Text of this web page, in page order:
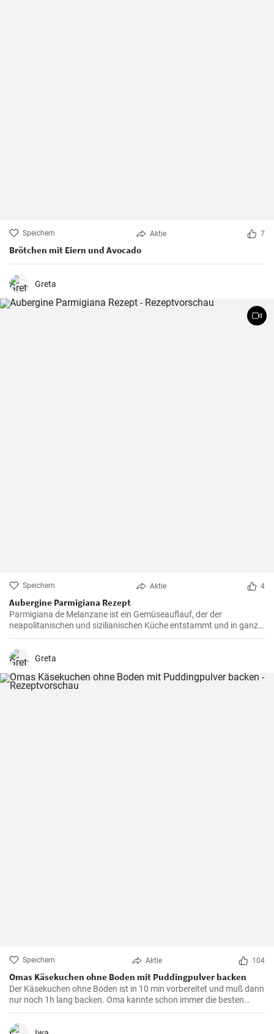
Speichern Aktie 7
Brötchen mit Eiern und Avocado
Greta
Speichern Aktie 4
Aubergine Parmigiana Rezept
Parmigiana de Melanzane ist ein Gemüseauflauf, der der
neapolitanischen und sizilianischen Küche entstammt und in ganz
Süditalien verbreitet ist. Melanzane - deutsch sind Auberginen
welche mit Parmesan Käse und Mozzarella überbacken werden.
Greta
Speichern Aktie 104
Omas Käsekuchen ohne Boden mit Puddingpulver backen
Der Käsekuchen ohne Boden ist in 10 min vorbereitet und muß dann
nur noch 1h lang backen. Oma kannte schon immer die besten
Käsekuchen Rezepte für den Kaffeetisch und dieser wird mit Vanille
Puddingpulver stabilisiert.